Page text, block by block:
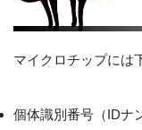
マイクロチップには
個体識別番号（IDナ